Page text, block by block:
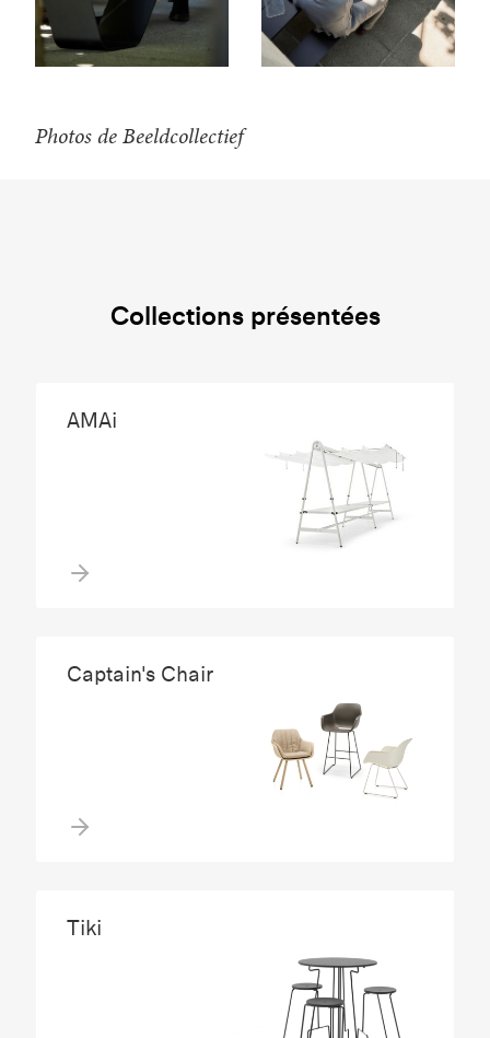
Photos de Beeldcollectief
Collections présentées
AMAi
Captain's Chair
Tiki